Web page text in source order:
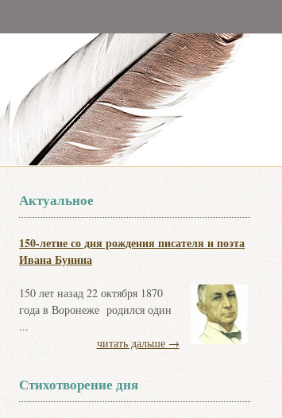
Актуальное
150-летие со дня рождения писателя и поэта
Ивана Бунина
150 лет назад 22 октября 1870
года в Воронеже родился один
...
читать дальше →
Стихотворение дня